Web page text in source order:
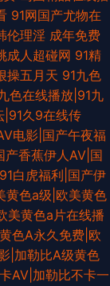
91网国产尤物在
伦理淫 成年免费
成人超碰网 91精
操五月天 91九色
色在线播放|91九
|91久9在线传
电影|国产午夜福
香蕉伊人AV|国
白虎福利|国产伊
黄色a级|欧美黄色
美黄色a片在线播
色A永久免费|欧
|加勒比A级黄色
AV|加勒比不卡一